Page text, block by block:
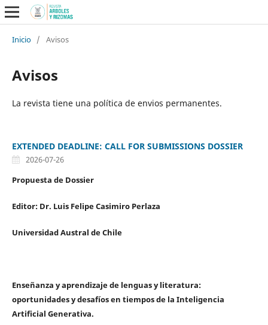
Inicio / Avisos
Avisos
La revista tiene una política de envios permanentes.
EXTENDED DEADLINE: CALL FOR SUBMISSIONS DOSSIER
2026-07-26
Propuesta de Dossier
Editor: Dr. Luis Felipe Casimiro Perlaza
Universidad Austral de Chile
Enseñanza y aprendizaje de lenguas y literatura:
oportunidades y desafíos en tiempos de la Inteligencia
Artificial Generativa.